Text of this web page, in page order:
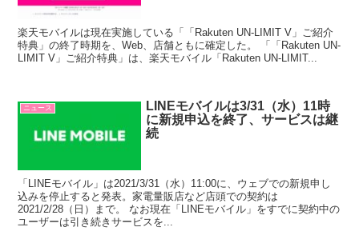
楽天モバイルは現在実施している「「Rakuten UN-LIMIT V」ご紹介
特典」の終了時期を、Web、店舗ともに確定した。 「「Rakuten UN-
LIMIT V」ご紹介特典」は、楽天モバイル「Rakuten UN-LIMIT...
ニュース
LINEモバイルは3/31（水）11時
に新規申込を終了、サービスは継
続
「LINEモバイル」は2021/3/31（水）11:00に、ウェブでの新規申し
込みを停止すると発表。家電量販店など店頭での契約は
2021/2/28（日）まで。 なお現在「LINEモバイル」をすでに契約中の
ユーザーは引き続きサービスを...